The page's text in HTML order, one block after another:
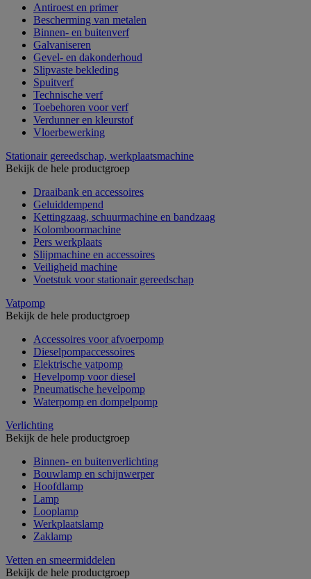
Antiroest en primer
Bescherming van metalen
Binnen- en buitenverf
Galvaniseren
Gevel- en dakonderhoud
Slipvaste bekleding
Spuitverf
Technische verf
Toebehoren voor verf
Verdunner en kleurstof
Vloerbewerking
Stationair gereedschap, werkplaatsmachine
Bekijk de hele productgroep
Draaibank en accessoires
Geluiddempend
Kettingzaag, schuurmachine en bandzaag
Kolomboormachine
Pers werkplaats
Slijpmachine en accessoires
Veiligheid machine
Voetstuk voor stationair gereedschap
Vatpomp
Bekijk de hele productgroep
Accessoires voor afvoerpomp
Dieselpompaccessoires
Elektrische vatpomp
Hevelpomp voor diesel
Pneumatische hevelpomp
Waterpomp en dompelpomp
Verlichting
Bekijk de hele productgroep
Binnen- en buitenverlichting
Bouwlamp en schijnwerper
Hoofdlamp
Lamp
Looplamp
Werkplaatslamp
Zaklamp
Vetten en smeermiddelen
Bekijk de hele productgroep